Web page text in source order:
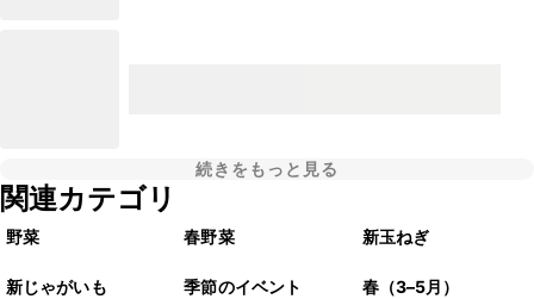
続きをもっと見る
関連カテゴリ
野菜 春野菜 新玉ねぎ
新じゃがいも 季節のイベント
春（3–5月）